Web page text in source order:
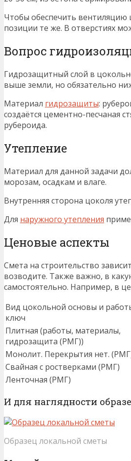
Чтобы обеспечить вентиляцию
позиции те же. В отверстиях
Вопрос
Гидрозащитный слой в
выше земли, но обязательно
Материал гидрозащиты:
создаётся цементно-песчаная
рубероида.
Утепление
Материал для данной задачи
морозам, осадкам и влаге.
Внутренняя сторона цоколя
Для наружного утепления
Ценовые аспекты
Смета на строительство
возводите. Также важно, в
самостоятельно. Например, в
Вид цокольной основы и
ключ
Плитная (работы, материалы,
гидрозащита (РМГ))
Монолит. Перекрытия нет.
Свайная с ростверками (РМГ)
Ленточная (РМГ)
И для наглядности
Образец локальной сметы